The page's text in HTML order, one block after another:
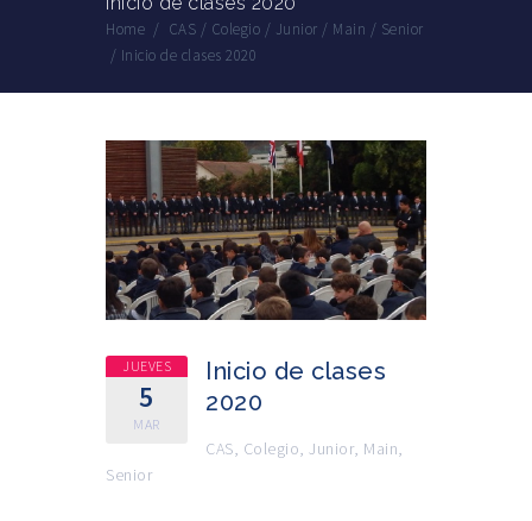
Home / CAS / Colegio / Junior / Main / Senior
/ Inicio de clases 2020
JUEVES
5
MAR
Inicio de clases
2020
CAS Colegio Junior Main
Senior